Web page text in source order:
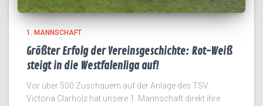
1. MANNSCHAFT
Größter Erfolg der Vereinsgeschichte: Rot-Weiß
steigt in die Westfalenliga auf!
Vor über 500 Zuschauern auf der Anlage des TSV
Victoria Clarholz hat unsere 1. Mannschaft direkt ihre